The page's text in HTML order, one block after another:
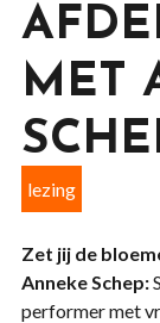
MET
lezing
Zet jij de
Anneke Schep:
performer met